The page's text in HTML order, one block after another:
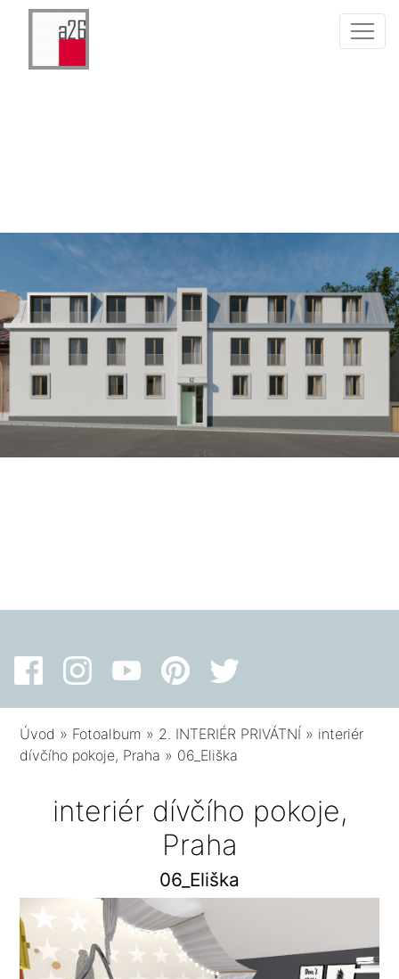
Úvod » Fotoalbum » 2. INTERIÉR PRIVÁTNÍ » interiér
dívčího pokoje, Praha » 06_Eliška
interiér dívčího pokoje,
Praha
06_Eliška